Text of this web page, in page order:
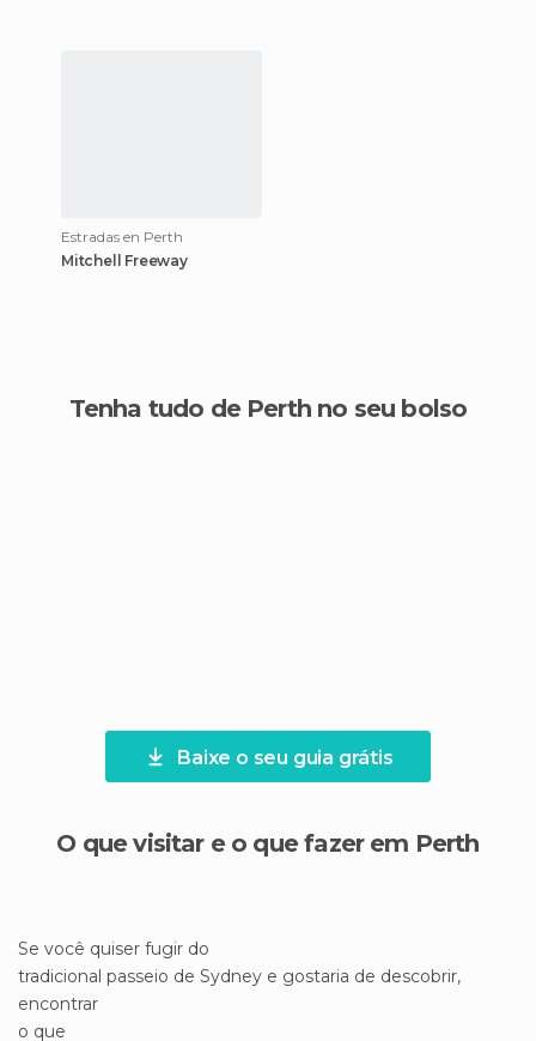
Estradas en Perth
Mitchell Freeway
Tenha tudo de Perth no seu bolso
Baixe o seu guia grátis
O que visitar e o que fazer em Perth
Se você quiser fugir do
tradicional passeio de Sydney e gostaria de descobrir,
encontrar
o que